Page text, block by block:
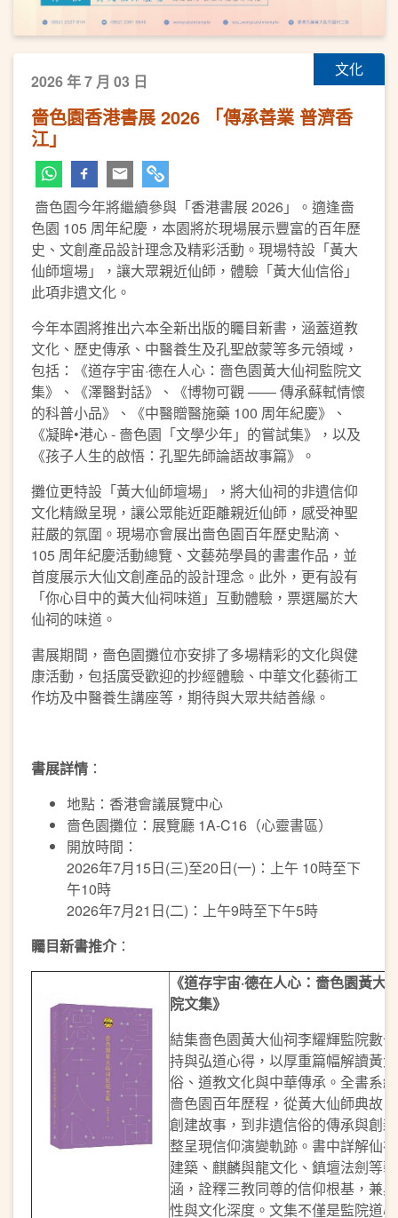
文化
2026 年 7 月 03 日
嗇色園香港書展 2026 「傳承善業 普濟香
江」
嗇色園今年將繼續參與「香港書展 2026」。適逢嗇
色園 105 周年紀慶，本園將於現場展示豐富的百年歷
史、文創產品設計理念及精彩活動。現場特設「黃大
仙師壇場」，讓大眾親近仙師，體驗「黃大仙信俗」
此項非遺文化。
今年本園將推出六本全新出版的矚目新書，涵蓋道教
文化、歷史傳承、中醫養生及孔聖啟蒙等多元領域，
包括：《道存宇宙·德在人心：嗇色園黃大仙祠監院文
集》、《澤醫對話》、《博物可觀 —— 傳承蘇軾情懷
的科普小品》、《中醫贈醫施藥 100 周年紀慶》、
《凝眸•港心 - 嗇色園「文學少年」的嘗試集》，以及
《孩子人生的啟悟：孔聖先師論語故事篇》。
攤位更特設「黃大仙師壇場」，將大仙祠的非遺信仰
文化精緻呈現，讓公眾能近距離親近仙師，感受神聖
莊嚴的氛圍。現場亦會展出嗇色園百年歷史點滴、
105 周年紀慶活動總覽、文藝苑學員的書畫作品，並
首度展示大仙文創產品的設計理念。此外，更有設有
「你心目中的黃大仙祠味道」互動體驗，票選屬於大
仙祠的味道。
書展期間，嗇色園攤位亦安排了多場精彩的文化與健
康活動，包括廣受歡迎的抄經體驗、中華文化藝術工
作坊及中醫養生講座等，期待與大眾共結善緣。
書展詳情 ：
地點：香港會議展覽中心
嗇色園攤位：展覽廳 1A-C16（心靈書區）
開放時間：
2026年7月15日(三)至20日(一)：上午 10時至下
午10時
2026年7月21日(二)：上午9時至下午5時
矚目新書推介：
《道存宇宙·德在人心：嗇色園黃大
院文集》
結集嗇色園黃大仙祠李耀輝監院數
持與弘道心得，以厚重篇幅解讀黃
俗、道教文化與中華傳承。全書系
嗇色園百年歷程，從黃大仙師典故
創建故事，到非遺信俗的傳承與創
整呈現信仰演變軌跡。書中詳解仙
建築、麒麟與龍文化、鎮壇法劍等
涵，詮釋三教同尊的信仰根基，兼
性與文化深度。文集不僅是監院道